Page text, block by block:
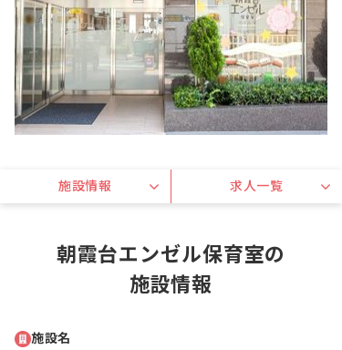
有給
駅近5分以内
WEB面接OK
施設情報 求人一覧
朝霞台エンゼル保育室の
施設情報
施設名